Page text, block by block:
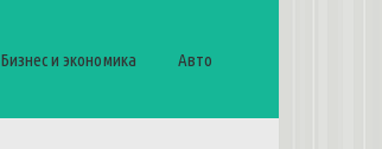
Бизнес и экономика Авто